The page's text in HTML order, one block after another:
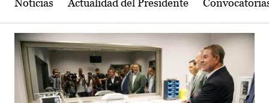
Noticias Actualidad del Presidente